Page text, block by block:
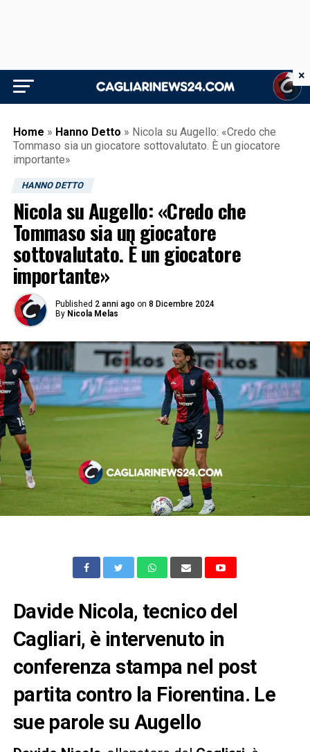
Home » Hanno Detto » Nicola su Augello: «Credo che
Tommaso sia un giocatore sottovalutato. È un giocatore
importante»
HANNO DETTO
Nicola su Augello: «Credo che
Tommaso sia un giocatore
sottovalutato. È un giocatore
importante»
Published 2 anni ago on 8 Dicembre 2024
By Nicola Melas
Davide Nicola, tecnico del
Cagliari, è intervenuto in
conferenza stampa nel post
partita contro la Fiorentina. Le
sue parole su Augello
×